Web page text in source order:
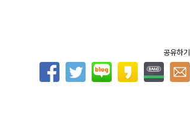
공유하기